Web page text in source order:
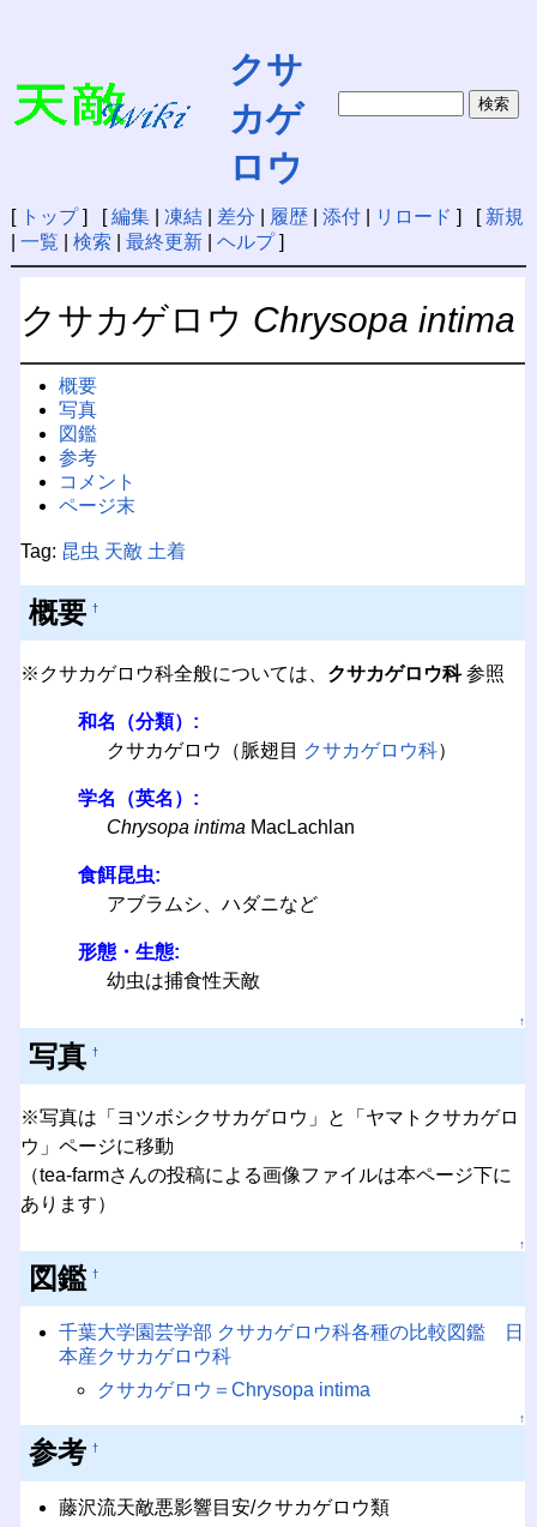
クサ
カゲ
ロウ
[ トップ] [編集| 凍結| 差分 履歴| 添付| リロード ] [ 新規
一覧 検索 最終更新| ヘルプ]
クサカゲロウ Chrysopa intima
概要
写真
図鑑
参考
コメント
ページ末
Tag: 昆虫 天敵 土着
概要 †
※クサカゲロウ科全般については、 クサカゲロウ科参照
和名（分類）:
クサカゲロウ（脈翅目 クサカゲロウ科）
学名（英名）:
Chrysopa intima MacLachlan
食餌昆虫:
アブラムシ、ハダニなど
形態・生態:
幼虫は捕食性天敵
↑
写真 †
※写真は「ヨツボシクサカゲロウ」と「ヤマトクサカゲロ
ウ」ページに移動
（tea-farmさんの投稿による画像ファイルは本ページ下に
あります）
↑
図鑑 †
千葉大学園芸学部 クサカゲロウ科各種の比較図鑑 日
本産クサカゲロウ科
クサカゲロウ＝Chrysopa intima
↑
参考 †
藤沢流天敵悪影響目安/クサカゲロウ類